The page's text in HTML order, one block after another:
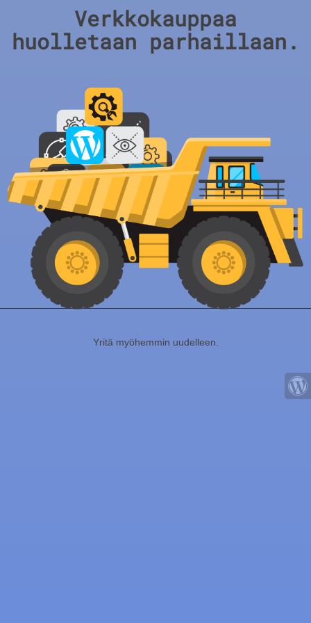
Verkkokauppaa
huolletaan parhaillaan.
Yritä myöhemmin uudelleen.